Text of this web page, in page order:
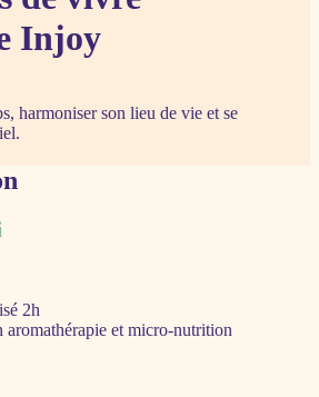
Injoy
harmoniser son lieu de vie et se
2h
aromathérapie et micro-nutrition